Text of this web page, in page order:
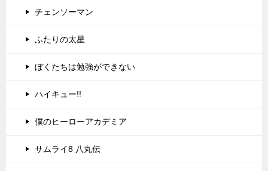
チェンソーマン
ふたりの太星
ぼくたちは勉強ができない
ハイキュー!!
僕のヒーローアカデミア
サムライ8 八丸伝